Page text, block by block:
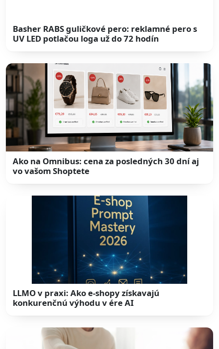
Basher RABS guličkové pero: reklamné pero s
UV LED potlačou loga už do 72 hodín
Ako na Omnibus: cena za posledných 30 dní aj
vo vašom Shoptete
LLMO v praxi: Ako e-shopy získavajú
konkurenčnú výhodu v ére AI